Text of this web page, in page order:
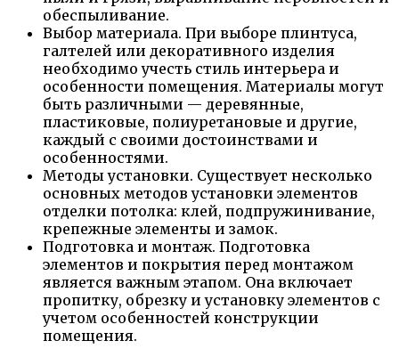
обеспыливание.
Выбор материала. При выборе плинтуса,
галтелей или декоративного изделия
необходимо учесть стиль интерьера и
особенности помещения. Материалы могут
быть различными — деревянные,
пластиковые, полиуретановые и другие,
каждый с своими достоинствами и
особенностями.
Методы установки. Существует несколько
основных методов установки элементов
отделки потолка: клей, подпружинивание,
крепежные элементы и замок.
Подготовка и монтаж. Подготовка
элементов и покрытия перед монтажом
является важным этапом. Она включает
пропитку, обрезку и установку элементов с
учетом особенностей конструкции
помещения.